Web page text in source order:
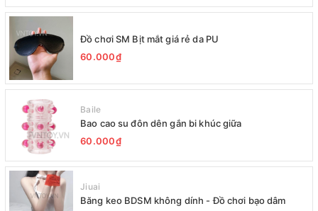
Đồ chơi SM Bịt mắt giá rẻ da PU
60.000₫
Baile
Bao cao su đôn dên gắn bi khúc giữa
60.000₫
Jiuai
Băng keo BDSM không dính - Đồ chơi bạo dâm